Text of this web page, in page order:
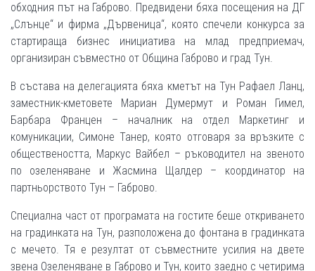
обходния път на Габрово. Предвидени бяха посещения на ДГ
„Слънце“ и фирма „Дървеница“, която спечели конкурса за
стартираща бизнес инициатива на млад предприемач,
организиран съвместно от Община Габрово и град Тун.
В състава на делегацията бяха кметът на Тун Рафаел Ланц,
заместник-кметовете Мариан Думермут и Роман Гимел,
Барбара Францен – началник на отдел Маркетинг и
комуникации, Симоне Танер, която отговаря за връзките с
обществеността, Маркус Вайбел – ръководител на звеното
по озеленяване и Жасмина Щалдер – координатор на
партньорството Тун – Габрово.
Специална част от програмата на гостите беше откриването
на градинката на Тун, разположена до фонтана в градинката
с мечето. Тя е резултат от съвместните усилия на двете
звена Озеленяване в Габрово и Тун, които заедно с четирима